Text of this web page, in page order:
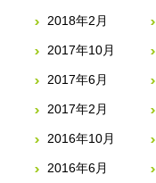
2018年2月
2017年10月
2017年6月
2017年2月
2016年10月
2016年6月